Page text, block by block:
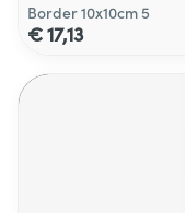
Border 10x10cm 5
€ 17,13